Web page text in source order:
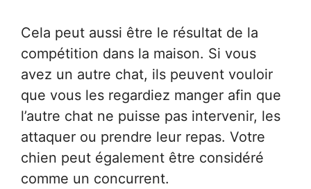
Cela peut aussi être le résultat de la
compétition dans la maison. Si vous
avez un autre chat, ils peuvent vouloir
que vous les regardiez manger afin que
l’autre chat ne puisse pas intervenir, les
attaquer ou prendre leur repas. Votre
chien peut également être considéré
comme un concurrent.